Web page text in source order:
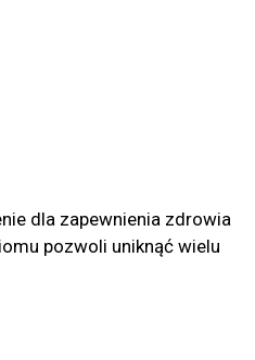
dla zapewnienia zdrowia
pozwoli uniknąć wielu